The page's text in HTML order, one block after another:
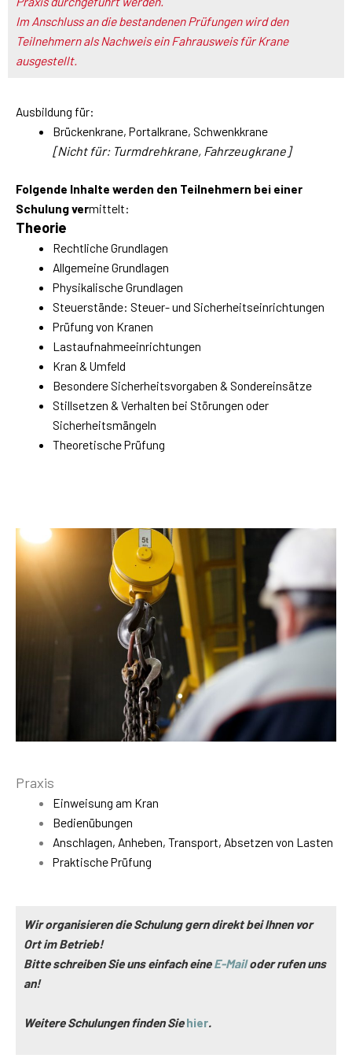
Im Anschluss an die bestandenen Prüfungen wird den
Teilnehmern als Nachweis ein Fahrausweis für Krane
ausgestellt.
Ausbildung für:
Brückenkrane, Portalkrane, Schwenkkrane
[Nicht für: Turmdrehkrane, Fahrzeugkrane]
Folgende Inhalte werden den Teilnehmern bei einer
Schulung vermittelt:
Theorie
Rechtliche Grundlagen
Allgemeine Grundlagen
Physikalische Grundlagen
Steuerstände: Steuer- und Sicherheitseinrichtungen
Prüfung von Kranen
Lastaufnahmeeinrichtungen
Kran & Umfeld
Besondere Sicherheitsvorgaben & Sondereinsätze
Stillsetzen & Verhalten bei Störungen oder
Sicherheitsmängeln
Theoretische Prüfung
Praxis
Einweisung am Kran
Bedienübungen
Anschlagen, Anheben, Transport, Absetzen von Lasten
Praktische Prüfung
Wir organisieren die Schulung gern direkt bei Ihnen vor
Ort im Betrieb!
Bitte schreiben Sie uns einfach eineE-Mailoder rufen uns
an!
Weitere Schulungen finden Siehier.